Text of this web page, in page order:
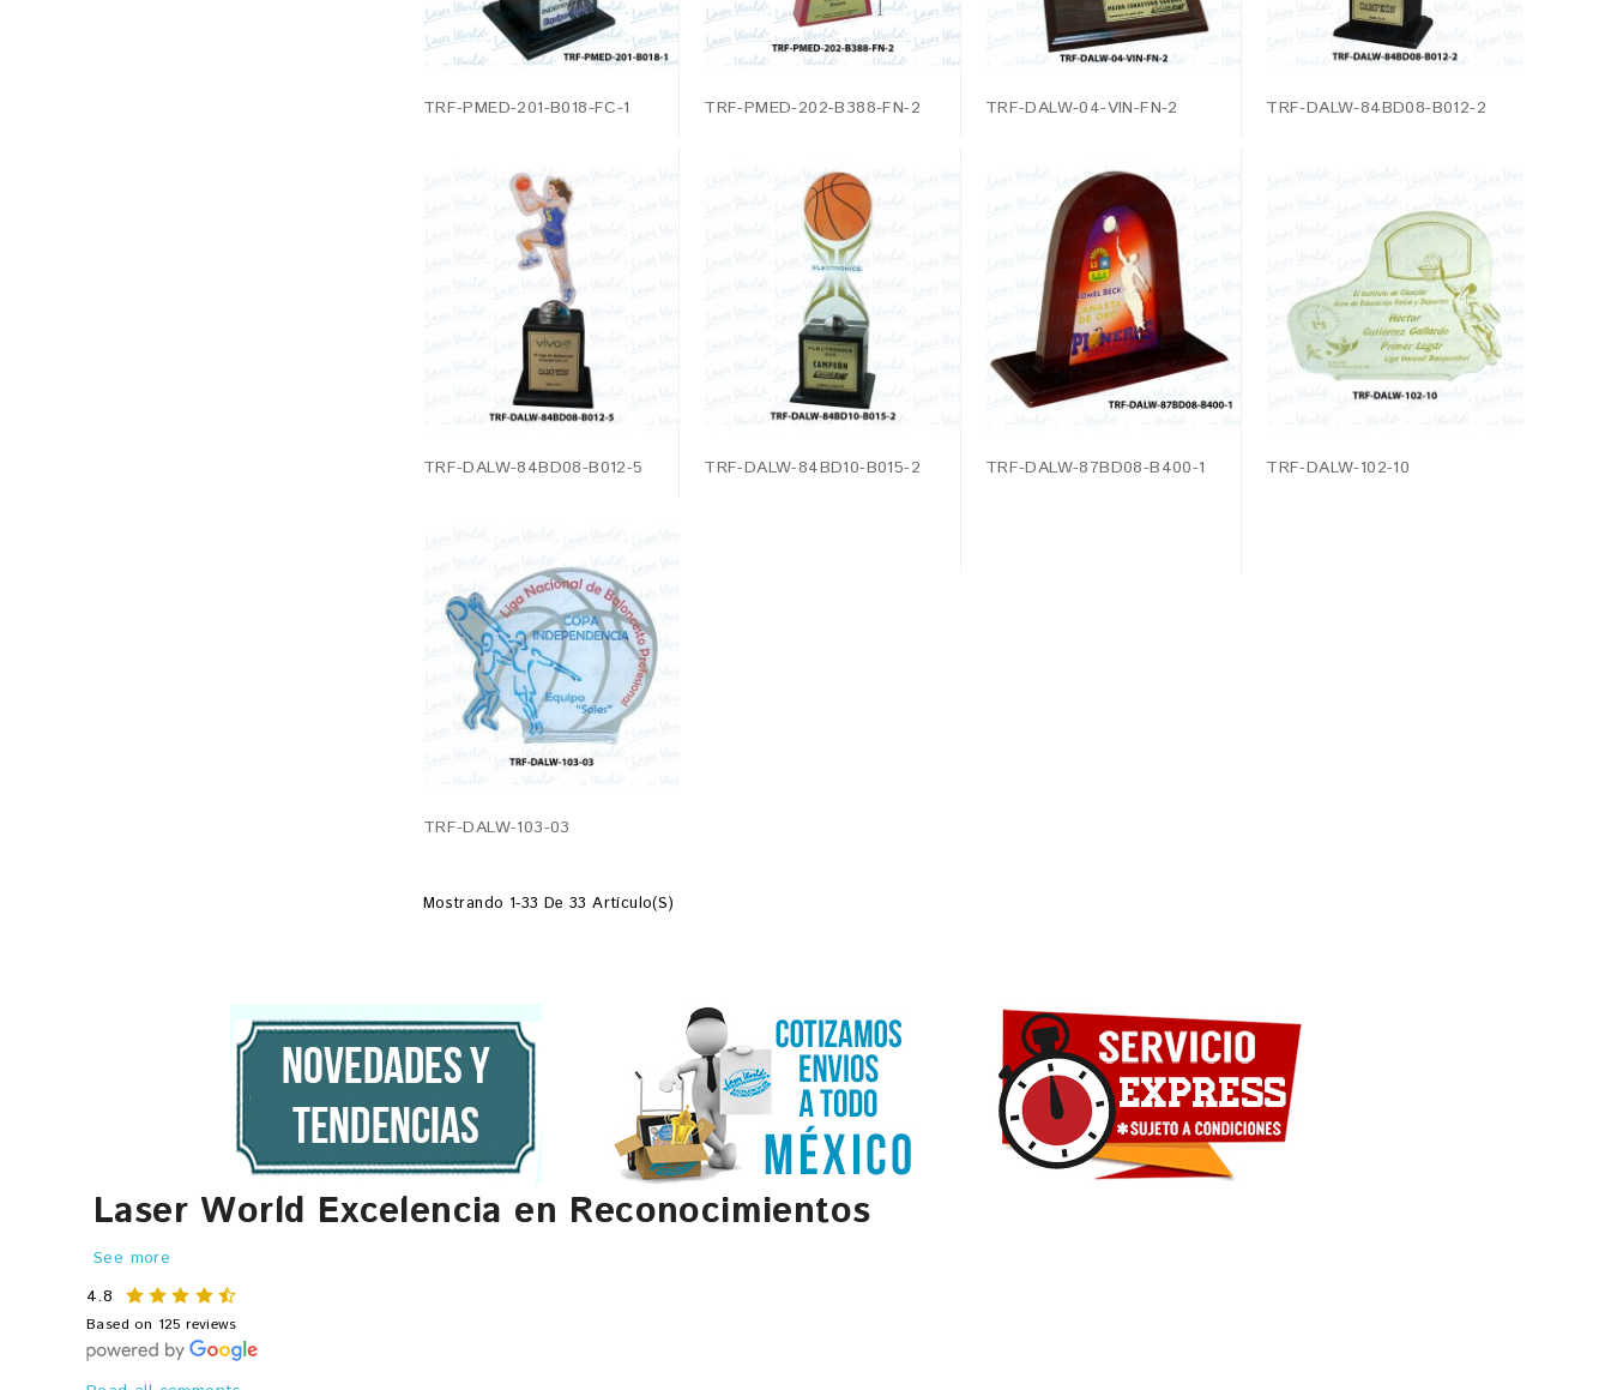
TRF-PMED-201-B018-FC-1 TRF-PMED-202-B388-FN-2 TRF-DALW-04-VIN-FN-2 TRF-DALW-84BD08-B012-2
TRF-DALW-84BD08-B012-5 TRF-DALW-84BD10-B015-2 TRF-DALW-87BD08-B400-1 TRF-DALW-102-10
TRF-DALW-103-03
Mostrando 1-33 De 33 Artículo(s)
Laser World Excelencia en Reconocimientos
See more
4.8
Based on 125 reviews